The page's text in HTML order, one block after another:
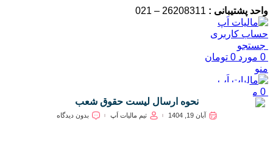
واحد پشتیبانی :
حساب کاربری
جستجو
0 مورد 0 تومان
منو
0 مورد
نحوه ارسال لیست حقوق شعب
آبان 19, 1404 تیم مالیات اَپ بدون دیدگاه